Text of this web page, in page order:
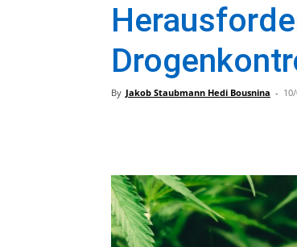
By Jakob Staubmann Hedi Bousnina -